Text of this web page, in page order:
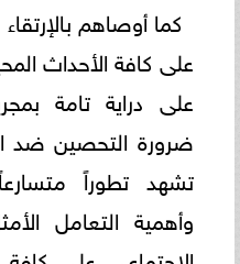
كما أوصاهم
على كافة الأحداث
على دراية تامة
ضرورة التحصين ضد
تشهد تطوراً
وأهمية التعامل